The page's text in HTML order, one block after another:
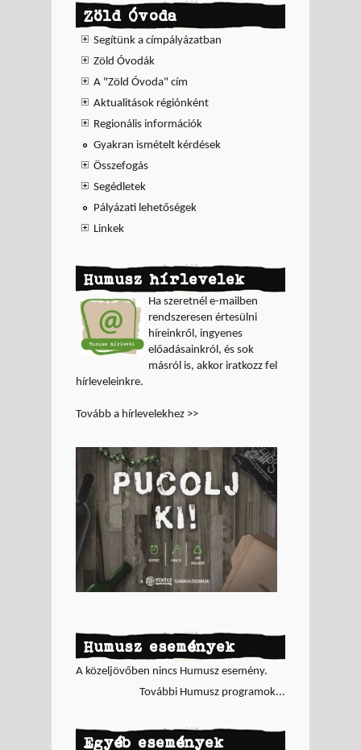
Zöld Óvoda
Segítünk a címpályázatban
Zöld Óvodák
A "Zöld Óvoda" cím
Aktualitások régiónként
Regionális információk
Gyakran ismételt kérdések
Összefogás
Segédletek
Pályázati lehetőségek
Linkek
Humusz hírlevelek
Ha szeretnél e-mailben
rendszeresen értesülni
híreinkről, ingyenes
előadásainkról, és sok
másról is, akkor iratkozz fel
hírleveleinkre.
Tovább a hírlevelekhez >>
Humusz események
A közeljövőben nincs Humusz esemény.
További Humusz programok...
Egyéb események